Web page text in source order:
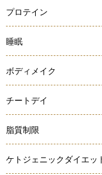
プロテイン
睡眠
ボディメイク
チートデイ
脂質制限
ケトジェニックダイエッ